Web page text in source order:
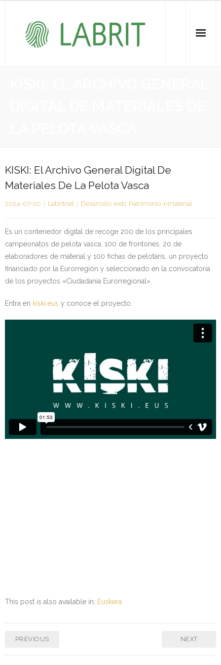
- LABRIT
- Jabetza intelektuala | Propiedad intelectual
Kontaktua | Contacto
KISKI: El Archivo General Digital De
Materiales De La Pelota Vasca
2024-07-20 Labritnet Desarrollo web, Patrimonio inmaterial
Es un contenedor digital de recoge 200 de los principales
campeonatos de pelota vasca, 100 de frontones, 20 de
elaboradores de material y 100 fichas de pelotaris, un proyecto
financiado por la Eurorregión y seleccionado en la convocatoria
de los proyectos «Ciudadanía Eurorregional».
Entra en kiski.eus y conoce el proyecto.
This post is also available in: Euskera
PREVIOUS NEXT